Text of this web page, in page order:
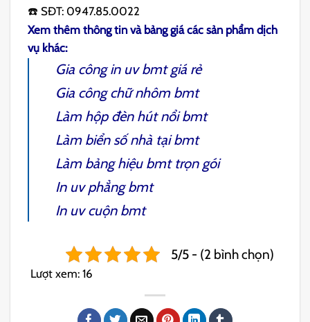
☎️ SĐT: 0947.85.0022
Xem thêm thông tin và bảng giá các sản phẩm dịch
vụ khác:
Gia côngin uv bmtgiá rẻ
Gia côngchữ nhôm bmt
Làm hộp đèn hút nổi bmt
Làm biển số nhà tại bmt
Làm bảng hiệu bmttrọn gói
In uv phẳng bmt
In uv cuộn bmt
5/5 - (2 bình chọn)
Lượt xem: 16